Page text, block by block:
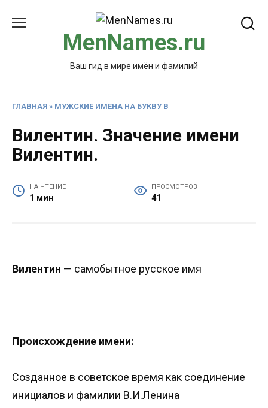
MenNames.ru
Ваш гид в мире имён и фамилий
ГЛАВНАЯ » МУЖСКИЕ ИМЕНА НА БУКВУ В
Вилентин. Значение имени
Вилентин.
НА ЧТЕНИЕ
1 мин
ПРОСМОТРОВ
41
Вилентин — самобытное русское имя
Происхождение имени:
Созданное в советское время как соединение
инициалов и фамилии В.И.Ленина